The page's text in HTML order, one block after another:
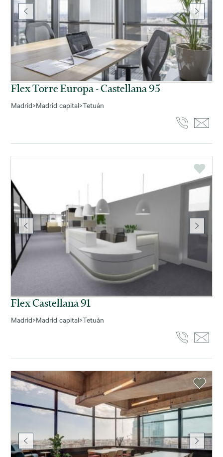
Flex Torre Europa - Castellana 95
Madrid>Madrid capital>Tetuán
Flex Castellana 91
Madrid>Madrid capital>Tetuán